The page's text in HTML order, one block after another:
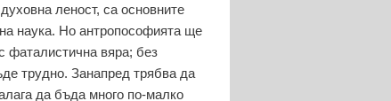
леност, са основните
наука. Но антропософията ще
фаталистична вяра; без
трудно. Занапред трябва да
да бъда много по-малко